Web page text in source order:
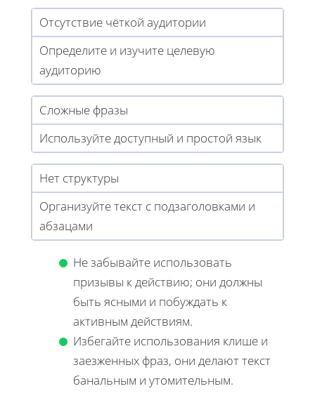
Отсутствие чёткой аудитории
Определите и изучите целевую
аудиторию
Сложные фразы
Используйте доступный и простой язык
Нет структуры
Организуйте текст с подзаголовками и
абзацами
Не забывайте использовать
призывы к действию; они должны
быть ясными и побуждать к
активным действиям.
Избегайте использования клише и
заезженных фраз, они делают текст
банальным и утомительным.